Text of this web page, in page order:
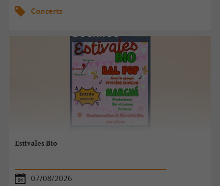
Concerts
Estivales Bio
07/08/2026